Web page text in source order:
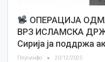
OПЕРАЦИЈА
ВРЗ ИСЛАМСКА
Сирија ја поддржа
Плусинфо 20/12/2025